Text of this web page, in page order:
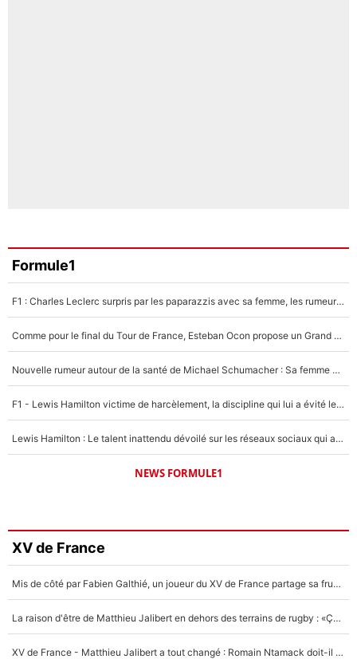
Formule1
F1 : Charles Leclerc surpris par les paparazzis avec sa femme, les rumeurs étaient vraies !
Comme pour le final du Tour de France, Esteban Ocon propose un Grand Prix de Formule 1 à Paris : «Autour de l’Arc de Triomphe, ce serait génial» !
Nouvelle rumeur autour de la santé de Michael Schumacher : Sa femme Corinna sort du silence
F1 - Lewis Hamilton victime de harcèlement, la discipline qui lui a évité le pire : «J'aurais probablement mal tourné»
Lewis Hamilton : Le talent inattendu dévoilé sur les réseaux sociaux qui a impressionné Kim Kardashian pendant leurs vacances en amoureux !
NEWS FORMULE1
XV de France
Mis de côté par Fabien Galthié, un joueur du XV de France partage sa frustration : «ils ne me l’ont pas dit tout de suite»
La raison d'être de Matthieu Jalibert en dehors des terrains de rugby : «Ça m'atteint autant que si tu touches à un membre de ma famille»
XV de France - Matthieu Jalibert a tout changé : Romain Ntamack doit-il s’inquiéter pour sa place à un an de la Coupe du monde ?